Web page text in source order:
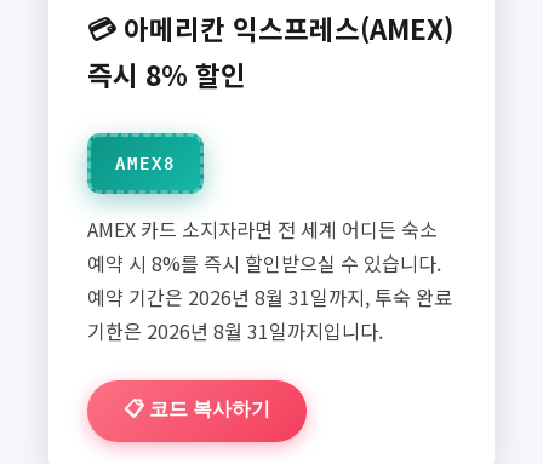
💳 아메리칸 익스프레스(AMEX)
즉시 8% 할인
AMEX8
AMEX 카드 소지자라면 전 세계 어디든 숙소
예약 시 8%를 즉시 할인받으실 수 있습니다.
예약 기간은 2026년 8월 31일까지, 투숙 완료
기한은 2026년 8월 31일까지입니다.
📋 코드 복사하기